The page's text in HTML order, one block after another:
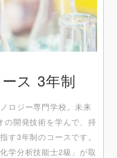
ス 3年制
ロジー専門学校。未来
の開発技術を学んで、持
す3年制のコースです。
学分析技能士2級」が取